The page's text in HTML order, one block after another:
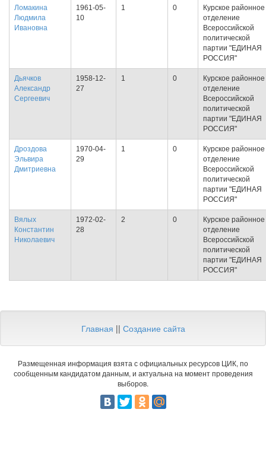
Ломакина
Людмила
Ивановна
1961-05-
10
1 0
Курское районное
отделение
Всероссийской
политической
партии "ЕДИНАЯ
РОССИЯ"
Дьячков
Александр
Сергеевич
1958-12-
27
1 0
Курское районное
отделение
Всероссийской
политической
партии "ЕДИНАЯ
РОССИЯ"
Дроздова
Эльвира
Дмитриевна
1970-04-
29
1 0
Курское районное
отделение
Всероссийской
политической
партии "ЕДИНАЯ
РОССИЯ"
Вялых
Константин
Николаевич
1972-02-
28
2 0
Курское районное
отделение
Всероссийской
политической
партии "ЕДИНАЯ
РОССИЯ"
Главная || Создание сайта
Размещенная информация взята с официальных ресурсов ЦИК, по
сообщенным кандидатом данным, и актуальна на момент проведения
выборов.